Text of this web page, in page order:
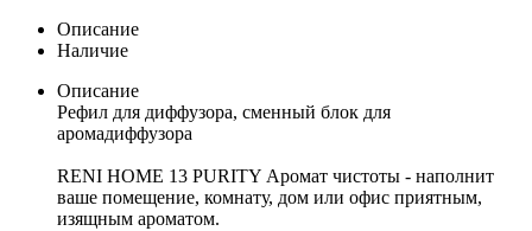
Описание
Наличие
Описание
Рефил для диффузора, сменный блок для
аромадиффузора
RENI HOME 13 PURITY Аромат чистоты - наполнит
ваше помещение, комнату, дом или офис приятным,
изящным ароматом.